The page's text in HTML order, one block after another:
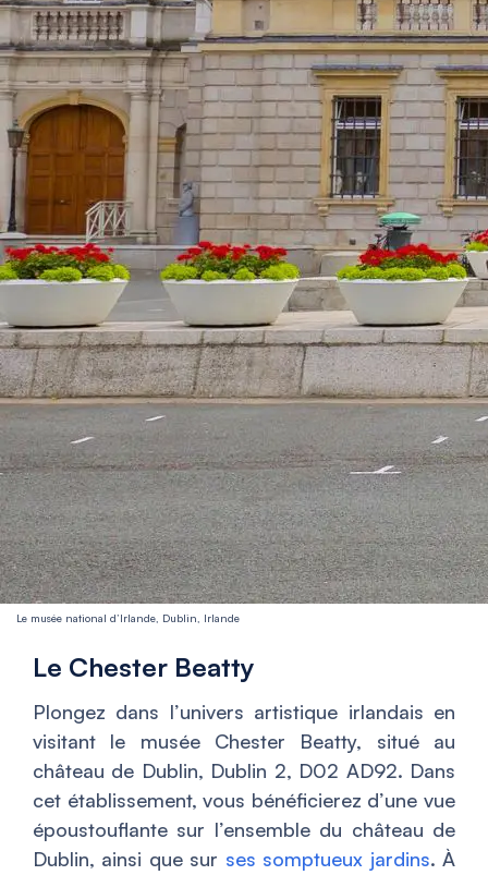
Le musée national d’Irlande, Dublin, Irlande
Le Chester Beatty
Plongez dans l’univers artistique irlandais en
visitant le musée Chester Beatty, situé au
château de Dublin, Dublin 2, D02 AD92. Dans
cet établissement, vous bénéficierez d’une vue
époustouflante sur l’ensemble du château de
Dublin, ainsi que sur ses somptueux jardins. À